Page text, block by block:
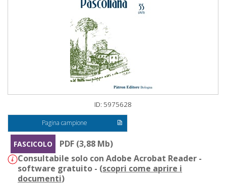
ID: 5975628
Pagina campione
FASCICOLO
PDF (3,88 Mb)
Consultabile solo con Adobe Acrobat Reader -
software gratuito - (scopri come aprire i
documenti)